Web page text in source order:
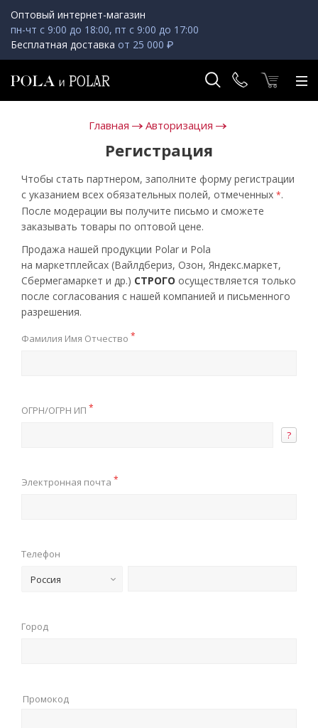
Оптовый интернет-магазин
пн-чт с 9:00 до 18:00, пт с 9:00 до 17:00
Бесплатная доставка от 25 000 ₽
Главная Авторизация
Регистрация
Чтобы стать партнером, заполните форму регистрации
с указанием всех обязательных полей, отмеченных *.
После модерации вы получите письмо и сможете
заказывать товары по оптовой цене.
Продажа нашей продукции Polar и Pola
на маркетплейсах (Вайлдбериз, Озон, Яндекс.маркет,
Сбермегамаркет и др.) СТРОГО осуществляется только
после согласования с нашей компанией и письменного
разрешения.
Фамилия Имя Отчество *
ОГРН/ОГРН ИП *
?
Электронная почта *
Телефон
Россия
Город
Промокод